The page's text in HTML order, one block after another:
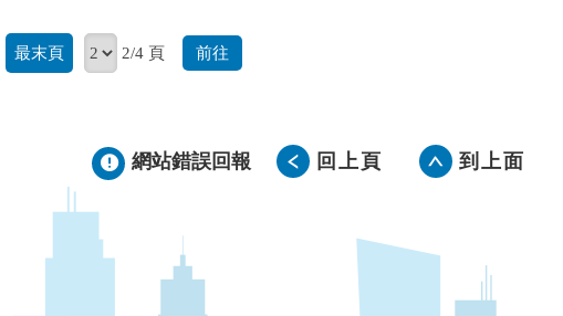
最末頁 2/4 頁 前往
網站錯誤回報 回上頁 到上面